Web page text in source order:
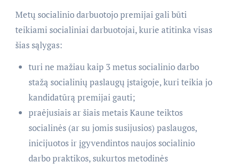
Metų socialinio darbuotojo premijai gali būti
teikiami socialiniai darbuotojai, kurie atitinka visas
šias sąlygas:
turi ne mažiau kaip 3 metus socialinio darbo
stažą socialinių paslaugų įstaigoje, kuri teikia jo
kandidatūrą premijai gauti;
praėjusiais ar šiais metais Kaune teiktos
socialinės (ar su jomis susijusios) paslaugos,
inicijuotos ir įgyvendintos naujos socialinio
darbo praktikos, sukurtos metodinės